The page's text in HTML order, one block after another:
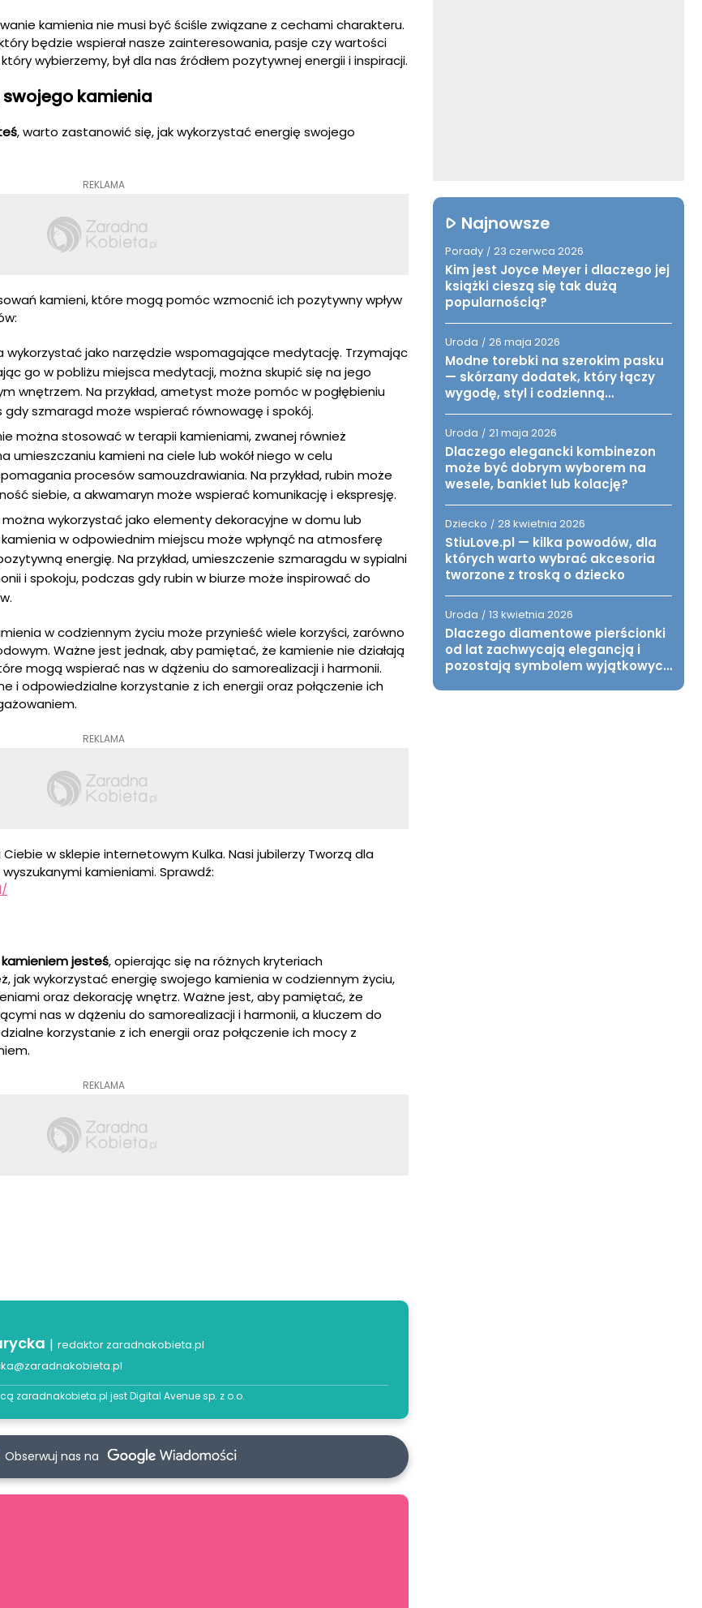
kamienia nie musi być ściśle związane z cechami charakteru.
będzie wspierał nasze zainteresowania, pasje czy wartości
wybierzemy, był dla nas źródłem pozytywnej energii i inspiracji.
kamienia
, warto zastanowić się, jak wykorzystać energię swojego
REKLAMA
kamieni, które mogą pomóc wzmocnić ich pozytywny wpływ
wykorzystać jako narzędzie wspomagające medytację. Trzymając
go w pobliżu miejsca medytacji, można skupić się na jego
wnętrzem. Na przykład, ametyst może pomóc w pogłębieniu
szmaragd może wspierać równowagę i spokój.
można stosować w terapii kamieniami, zwanej również
umieszczaniu kamieni na ciele lub wokół niego w celu
procesów samouzdrawiania. Na przykład, rubin może
siebie, a akwamaryn może wspierać komunikację i ekspresję.
wykorzystać jako elementy dekoracyjne w domu lub
w odpowiednim miejscu może wpłynąć na atmosferę
energię. Na przykład, umieszczenie szmaragdu w sypialni
i spokoju, podczas gdy rubin w biurze może inspirować do
w codziennym życiu może przynieść wiele korzyści, zarówno
Ważne jest jednak, aby pamiętać, że kamienie nie działają
mogą wspierać nas w dążeniu do samorealizacji i harmonii.
i odpowiedzialne korzystanie z ich energii oraz połączenie ich
REKLAMA
w sklepie internetowym Kulka. Nasi jubilerzy Tworzą dla
kamieniami. Sprawdź:
jesteś, opierając się na różnych kryteriach
jak wykorzystać energię swojego kamienia w codziennym życiu,
oraz dekorację wnętrz. Ważne jest, aby pamiętać, że
nas w dążeniu do samorealizacji i harmonii, a kluczem do
korzystanie z ich energii oraz połączenie ich mocy z
REKLAMA
| redaktor zaradnakobieta.pl
zaradnakobieta.pl jestDigital Avenue sp. z o.o.
Obserwuj nas na
Najnowsze
Porady / 23 czerwca 2026
Kim jest Joyce Meyer i dlaczego jej
książki cieszą się tak dużą
popularnością?
Uroda / 26 maja 2026
Modne torebki na szerokim pasku
— skórzany dodatek, który łączy
wygodę, styl i codzienną
Uroda / 21 maja 2026
Dlaczego elegancki kombinezon
może być dobrym wyborem na
wesele, bankiet lub kolację?
Dziecko / 28 kwietnia 2026
StiuLove.pl — kilka powodów, dla
których warto wybrać akcesoria
tworzone z troską o dziecko
Uroda / 13 kwietnia 2026
Dlaczego diamentowe pierścionki
od lat zachwycają elegancją i
pozostają symbolem wyjątkowych